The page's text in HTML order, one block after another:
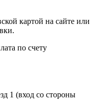
картой на сайте или
по счету
1 (вход со стороны